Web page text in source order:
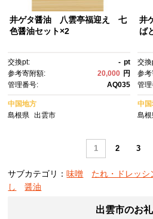
井ゲタ醤油 八雲亭福迎え 七
色醤油セット×2
交換pt: - pt
参考寄附額:
20,000 円
管理番号:
AQ035
中国地方
島根県
出雲市
井
ば
交
参
管
中
島
1 2 3
サブカテゴリ：味噌 たれ・ドレッシ
し
醤油
出雲市のお